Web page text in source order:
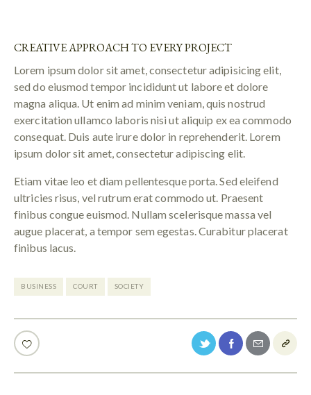
CREATIVE APPROACH TO EVERY PROJECT
Lorem ipsum dolor sit amet, consectetur adipisicing elit,
sed do eiusmod tempor incididunt ut labore et dolore
magna aliqua. Ut enim ad minim veniam, quis nostrud
exercitation ullamco laboris nisi ut aliquip ex ea commodo
consequat. Duis aute irure dolor in reprehenderit. Lorem
ipsum dolor sit amet, consectetur adipiscing elit.
Etiam vitae leo et diam pellentesque porta. Sed eleifend
ultricies risus, vel rutrum erat commodo ut. Praesent
finibus congue euismod. Nullam scelerisque massa vel
augue placerat, a tempor sem egestas. Curabitur placerat
finibus lacus.
BUSINESS COURT SOCIETY